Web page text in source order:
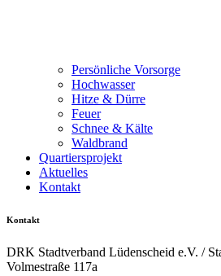
Persönliche Vorsorge
Hochwasser
Hitze & Dürre
Feuer
Schnee & Kälte
Waldbrand
Quartiersprojekt
Aktuelles
Kontakt
Kontakt
DRK Stadtverband Lüdenscheid e.V. /
Volmestraße 117a